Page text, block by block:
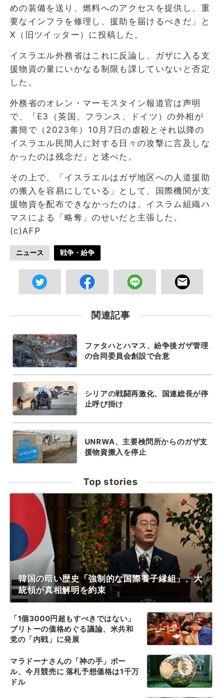
めの装備を送り、燃料へのアクセスを提供し、重
要なインフラを修理し、援助を届けるべきだ」と
X（旧ツイッター）に投稿した。
イスラエル外務省はこれに反論し、ガザに入る支
援物資の量にいかなる制限も課していないと否定
した。
外務省のオレン・マーモスタイン報道官は声明
で、「E3（英国、フランス、ドイツ）の外相が
書簡で（2023年）10月7日の虐殺とそれ以降の
イスラエル民間人に対する日々の攻撃に言及しな
かったのは残念だ」と述べた。
その上で、「イスラエルはガザ地区への人道援助
の搬入を容易にしている」として、国際機関が支
援物資を配布できなかったのは、イスラム組織ハ
マスによる「略奪」のせいだと主張した。
(c)AFP
ニュース 戦争・紛争
関連記事
ファタハとハマス、紛争後ガザ管理
の合同委員会創設で合意
シリアの戦闘再激化、国連総長が停
止呼び掛け
UNRWA、主要検問所からのガザ支
援物資搬入を停止
Top stories
韓国の暗い歴史「強制的な国際養子縁組」、大
統領が真相解明を約束
「1個3000円超もすべきではない」
ブリトーの価格めぐる議論、米共和
党の「内戦」に発展
マラドーナさんの「神の手」ボー
ル、今月競売に 落札予想価格は1千万
ドル